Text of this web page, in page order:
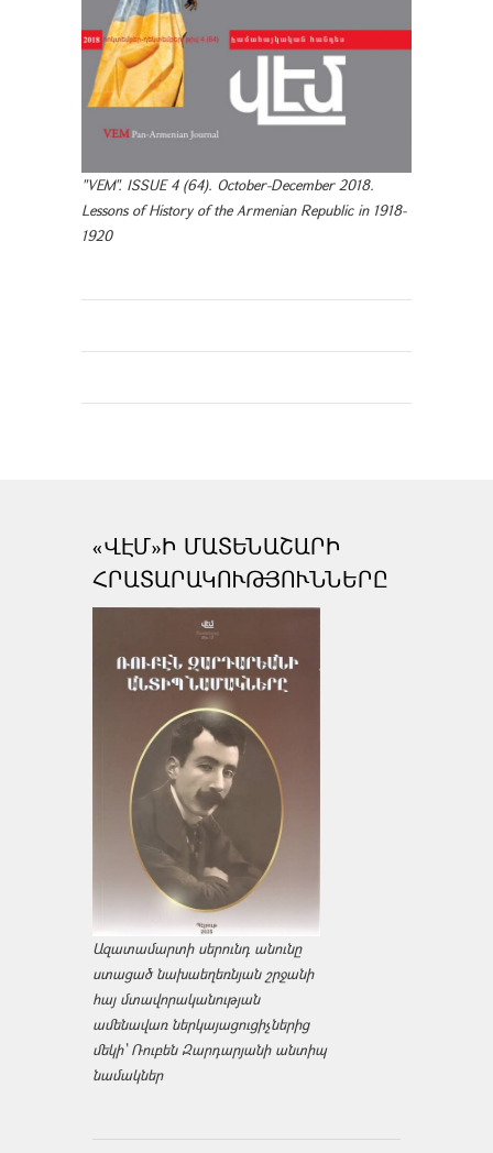
"VEM". ISSUE 4 (64). October-December 2018.
Lessons of History of the Armenian Republic in 1918-
1920
«ՎԷՄ»Ի ՄԱՏԵՆԱՇԱՐԻ
ՀՐԱՏԱՐԱԿՈՒԹՅՈՒՆՆԵՐԸ
Ազատամարտի սերունդ անունը
ստացած նախաեղեռնյան շրջանի
հայ մտավորականության
ամենավառ ներկայացուցիչներից
մեկի՝ Ռուբեն Զարդարյանի անտիպ
նամակներ